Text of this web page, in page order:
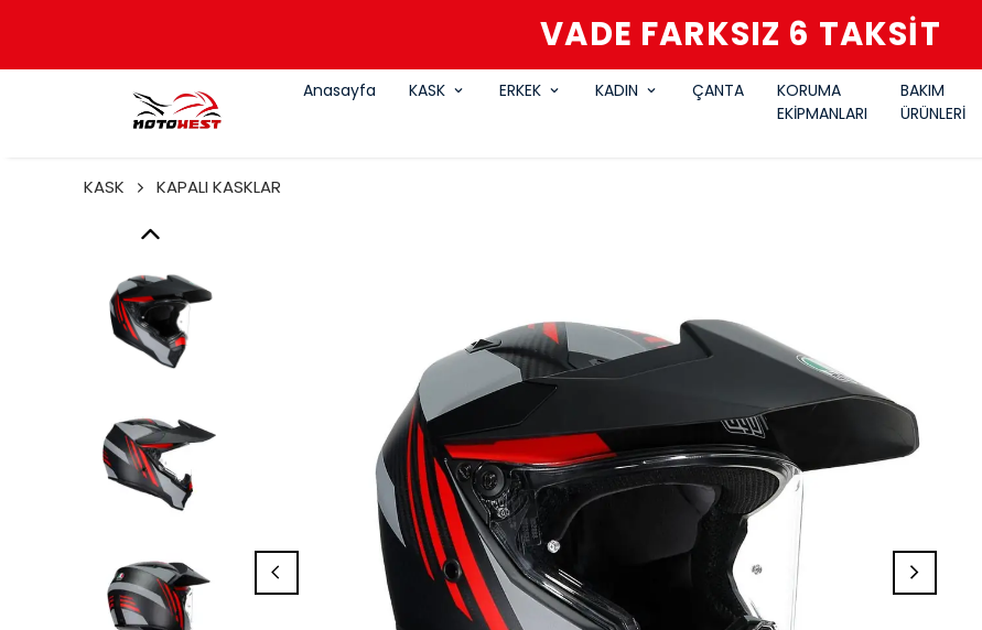
VADE FARKSIZ 6 TAKSİT
Anasayfa KASK ERKEK KADIN ÇANTA
KORUMA
EKİPMANLARI
BAKIM
ÜRÜNLERİ
KASK KAPALI KASKLAR